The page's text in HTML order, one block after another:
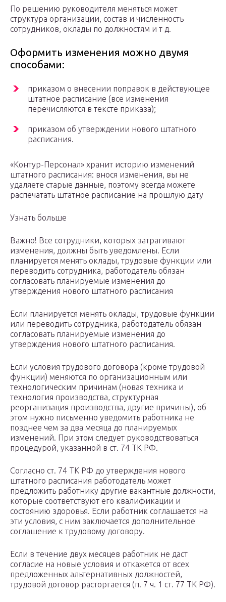
По решению руководителя меняться может
структура организации, состав и численность
сотрудников, оклады по должностям и т д.
Оформить изменения можно двумя
способами:
приказом о внесении поправок в действующее
штатное расписание (все изменения
перечисляются в тексте приказа);
приказом об утверждении нового штатного
расписания.
«Контур-Персонал» хранит историю изменений
штатного расписания: внося изменения, вы не
удаляете старые данные, поэтому всегда можете
распечатать штатное расписание на прошлую дату
Узнать больше
Важно! Все сотрудники, которых затрагивают
изменения, должны быть уведомлены. Если
планируется менять оклады, трудовые функции или
переводить сотрудника, работодатель обязан
согласовать планируемые изменения до
утверждения нового штатного расписания
Если планируется менять оклады, трудовые функции
или переводить сотрудника, работодатель обязан
согласовать планируемые изменения до
утверждения нового штатного расписания.
Если условия трудового договора (кроме трудовой
функции) меняются по организационным или
технологическим причинам (новая техника и
технология производства, структурная
реорганизация производства, другие причины), об
этом нужно письменно уведомить работника не
позднее чем за два месяца до планируемых
изменений. При этом следует руководствоваться
процедурой, указанной в ст. 74 ТК РФ.
Согласно ст. 74 ТК РФ до утверждения нового
штатного расписания работодатель может
предложить работнику другие вакантные должности,
которые соответствуют его квалификации и
состоянию здоровья. Если работник соглашается на
эти условия, с ним заключается дополнительное
соглашение к трудовому договору.
Если в течение двух месяцев работник не даст
согласие на новые условия и откажется от всех
предложенных альтернативных должностей,
трудовой договор расторгается (п. 7 ч. 1 ст. 77 ТК РФ).